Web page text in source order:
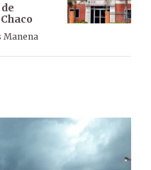
Manena